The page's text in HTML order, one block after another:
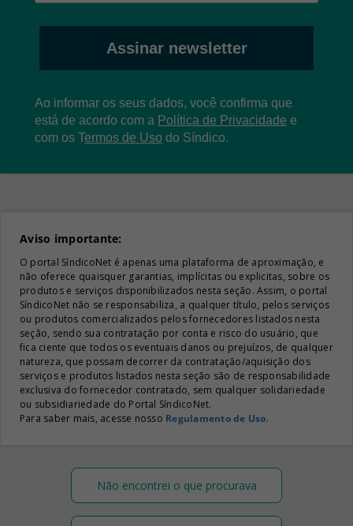
Assinar newsletter
Ao informar os seus dados, você confirma que
está de acordo com a Política de Privacidade e
com os Termos de Uso do Síndico.
Aviso importante:
O portal SíndicoNet é apenas uma plataforma de aproximação, e
não oferece quaisquer garantias, implícitas ou explicitas, sobre os
produtos e serviços disponibilizados nesta seção. Assim, o portal
SíndicoNet não se responsabiliza, a qualquer título, pelos serviços
ou produtos comercializados pelos fornecedores listados nesta
seção, sendo sua contratação por conta e risco do usuário, que
fica ciente que todos os eventuais danos ou prejuízos, de qualquer
natureza, que possam decorrer da contratação/aquisição dos
serviços e produtos listados nesta seção são de responsabilidade
exclusiva do fornecedor contratado, sem qualquer solidariedade
ou subsidiariedade do Portal SíndicoNet.
Para saber mais, acesse nosso Regulamento de Uso.
Não encontrei o que procurava